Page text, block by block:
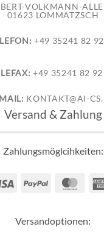
VOLKMANN-
01623 LOMMATZSCH
+49 35241 82
+49 35241 82
KONTAKT@AI-
Versand & Zahlung
Zahlungsmöglcihkeiten:
Visa PayPal
Versandoptionen: